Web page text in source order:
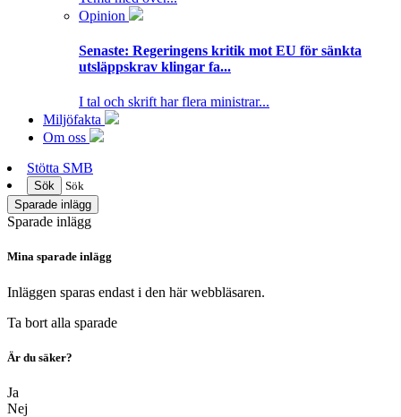
Opinion
Senaste: Regeringens kritik mot EU för sänkta
utsläppskrav klingar fa...
I tal och skrift har flera ministrar...
Miljöfakta
Om oss
Stötta SMB
Sök
Sök
Sparade inlägg
Sparade inlägg
Mina sparade inlägg
Inläggen sparas endast i den här webbläsaren.
Ta bort alla sparade
Är du säker?
Ja
Nej